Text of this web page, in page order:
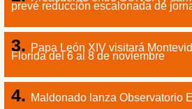
prevé reducción escalonada de
Papa León XIV visitará
Florida del 6 al 8 de noviembre
Maldonado lanza Observatorio